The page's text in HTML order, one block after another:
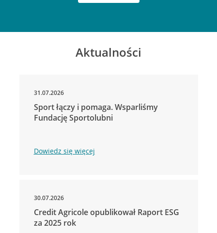
Aktualności
31.07.2026
Sport łączy i pomaga. Wsparliśmy
Fundację Sportolubni
Dowiedz się więcej
30.07.2026
Credit Agricole opublikował Raport ESG
za 2025 rok